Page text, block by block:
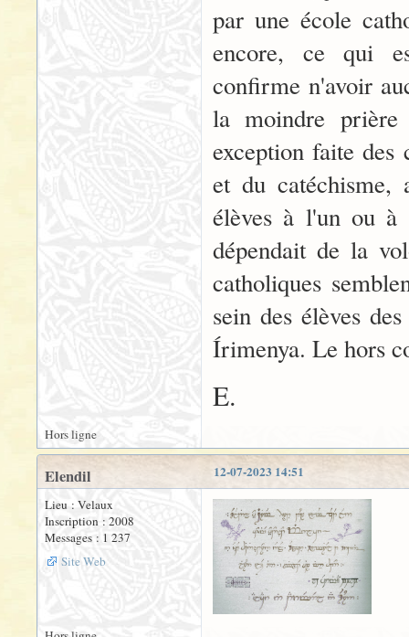
par une école
encore, ce qui
confirme n'avoir
la moindre
exception faite des
et du catéchisme,
élèves à l'un ou à
dépendait de la
catholiques
sein des élèves
Írimenya. Le hors
E.
Hors ligne
12-07-2023 14:51
Elendil
Lieu : Velaux
Inscription : 2008
Messages : 1 237
Site Web